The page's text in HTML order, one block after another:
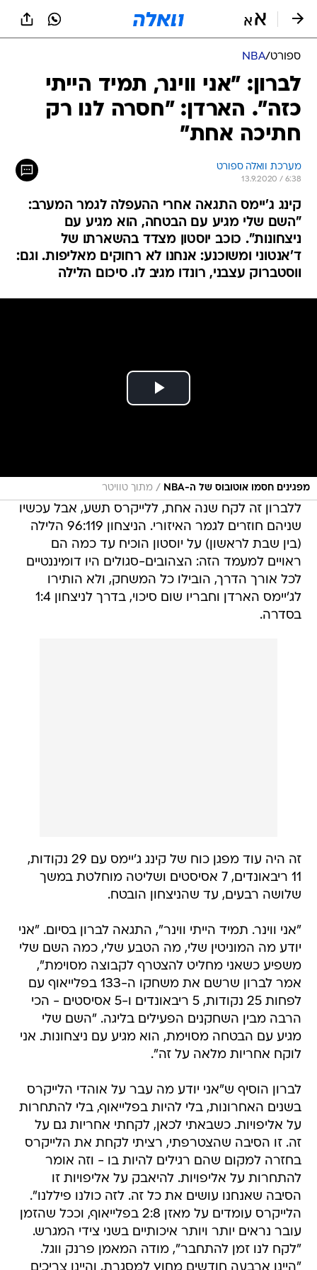
ספורט/
NBA
לברון: "אני ווינר, תמיד הייתי
כזה". הארדן: "חסרה לנו רק
חתיכה אחת"
מערכת וואלה ספורט
13.9.2020 / 6:38
קינג ג'יימס התגאה אחרי ההעפלה לגמר המערב:
"השם שלי מגיע עם הבטחה, הוא מגיע עם
ניצחונות". כוכב יוסטון מצדד בהשארתו של
ד'אנטוני ומשוכנע: אנחנו לא רחוקים מאליפות. וגם:
ווסטברוק עצבני, רונדו מגיב לו. סיכום הלילה
מפגינים חסמו אוטובוס של ה-NBA / מתוך טוויטר
ללברון זה לקח שנה אחת, ללייקרס תשע, אבל עכשיו
שניהם חוזרים לגמר האיזורי. הניצחון 96:119 הלילה
(בין שבת לראשון) על יוסטון הוכיח עד כמה הם
ראויים למעמד הזה: הצהובים-סגולים היו דומיננטיים
לכל אורך הדרך, הובילו כל המשחק, ולא הותירו
לג'יימס הארדן וחבריו שום סיכוי, בדרך לניצחון 1:4
בסדרה.
זה היה עוד מפגן כוח של קינג ג'יימס עם 29 נקודות,
11 ריבאונדים, 7 אסיסטים ושליטה מוחלטת במשך
שלושה רבעים, עד שהניצחון הובטח.
"אני ווינר. תמיד הייתי ווינר", התגאה לברון בסיום. "אני
יודע מה המוניטין שלי, מה הטבע שלי, כמה השם שלי
משפיע כשאני מחליט להצטרף לקבוצה מסוימת",
אמר לברון שרשם את משחקו ה-133 בפלייאוף עם
לפחות 25 נקודות, 5 ריבאונדים ו-5 אסיסטים - הכי
הרבה מבין השחקנים הפעילים בליגה. "השם שלי
מגיע עם הבטחה מסוימת, הוא מגיע עם ניצחונות. אני
לוקח אחריות מלאה על זה".
לברון הוסיף ש"אני יודע מה עבר על אוהדי הלייקרס
בשנים האחרונות, בלי להיות בפלייאוף, בלי להתחרות
על אליפויות. כשבאתי לכאן, לקחתי אחריות גם על
זה. זו הסיבה שהצטרפתי, רציתי לקחת את הלייקרס
בחזרה למקום שהם רגילים להיות בו - וזה אומר
להתחרות על אליפויות. להיאבק על אליפויות זו
הסיבה שאנחנו עושים את כל זה. לזה כולנו פיללנו".
הלייקרס עומדים על מאזן 2:8 בפלייאוף, וככל שהזמן
עובר נראים יותר ויותר איכותיים בשני צידי המגרש.
"לקח לנו זמן להתחבר", מודה המאמן פרנק ווגל.